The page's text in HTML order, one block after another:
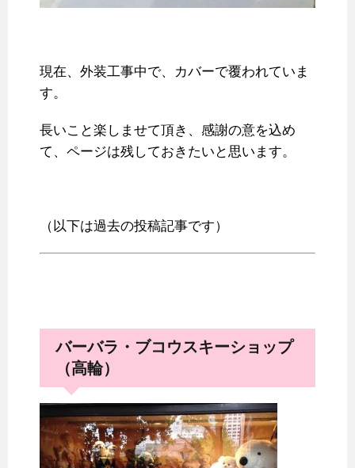
現在、外装工事中で、カバーで覆われていま
す。
長いこと楽しませて頂き、感謝の意を込め
て、ページは残しておきたいと思います。
（以下は過去の投稿記事です）
バーバラ・ブコウスキーショップ
（高輪）